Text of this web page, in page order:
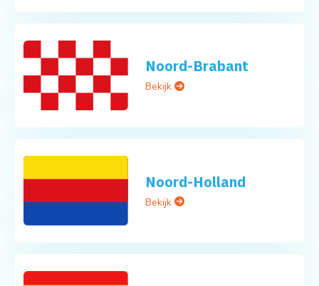
Noord-Brabant
Bekijk
Noord-Holland
Bekijk